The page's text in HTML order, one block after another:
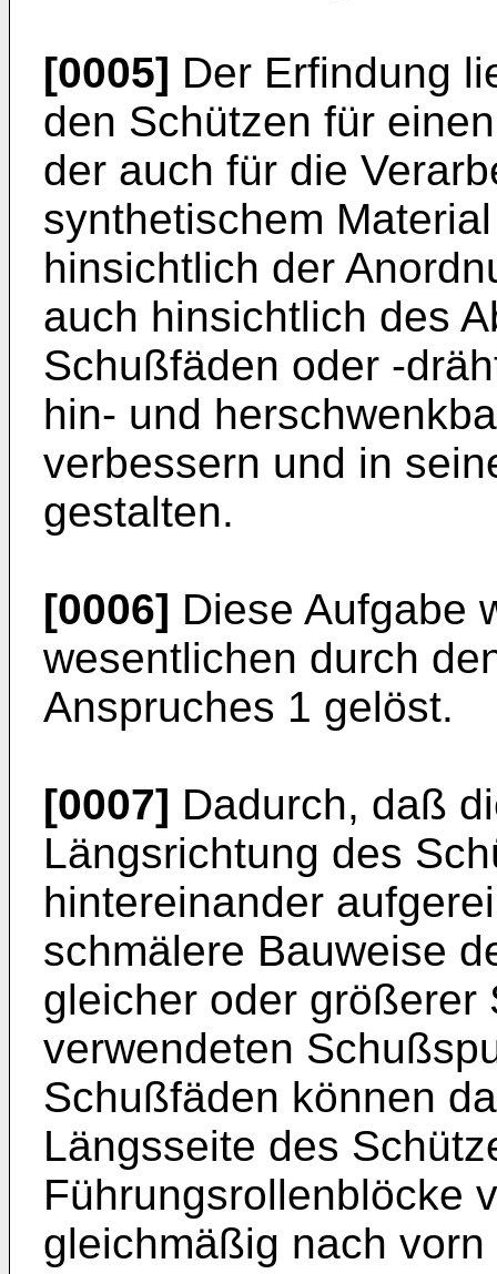
[0005] Der Erfindung
den Schützen für
der auch für die
synthetischem
hinsichtlich der
auch hinsichtlich des
Schußfäden oder -
hin- und
verbessern und in
gestalten.
[0006] Diese Aufgabe
wesentlichen durch
Anspruches 1 gelöst.
[0007] Dadurch, daß
Längsrichtung des
hintereinander
schmälere Bauweise
gleicher oder größerer
verwendeten
Schußfäden können
Längsseite des
Führungsrollenblöcke
gleichmäßig nach